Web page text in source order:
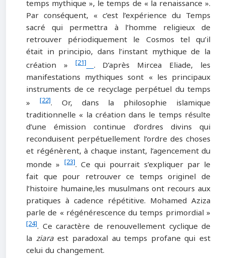
temps mythique », le temps de « la renaissance ».
Par conséquent, « c’est l’expérience du Temps
sacré qui permettra à l’homme religieux de
retrouver périodiquement le Cosmos tel qu’il
était in principio, dans l’instant mythique de la
création » [21]
. D’après Mircea Eliade, les
manifestations mythiques sont « les principaux
instruments de ce recyclage perpétuel du temps
»[22]. Or, dans la philosophie islamique
traditionnelle « la création dans le temps résulte
d’une émission continue d’ordres divins qui
reconduisent perpétuellement l’ordre des choses
et régénèrent, à chaque instant, l’agencement du
monde » [23]. Ce qui pourrait s’expliquer par le
fait que pour retrouver ce temps originel de
l’histoire humaine,les musulmans ont recours aux
pratiques à cadence répétitive. Mohamed Aziza
parle de « régénérescence du temps primordial »
[24]. Ce caractère de renouvellement cyclique de
la ziaraest paradoxal au temps profane qui est
celui du changement.